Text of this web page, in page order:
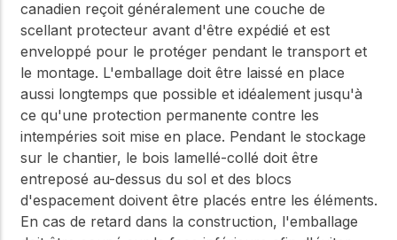
canadien reçoit généralement une couche de
scellant protecteur avant d'être expédié et est
enveloppé pour le protéger pendant le transport et
le montage. L'emballage doit être laissé en place
aussi longtemps que possible et idéalement jusqu'à
ce qu'une protection permanente contre les
intempéries soit mise en place. Pendant le stockage
sur le chantier, le bois lamellé-collé doit être
entreposé au-dessus du sol et des blocs
d'espacement doivent être placés entre les éléments.
En cas de retard dans la construction, l'emballage